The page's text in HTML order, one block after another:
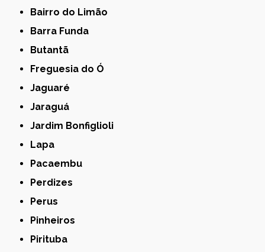
Bairro do Limão
Barra Funda
Butantã
Freguesia do Ó
Jaguaré
Jaraguá
Jardim Bonfiglioli
Lapa
Pacaembu
Perdizes
Perus
Pinheiros
Pirituba